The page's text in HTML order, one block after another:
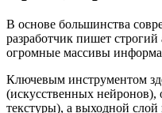
В основе большинства
разработчик пишет
огромные массивы
Ключевым инструментом
(искусственных
текстуры), а выходной слой